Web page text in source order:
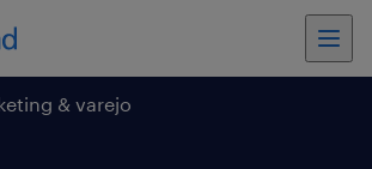
& varejo